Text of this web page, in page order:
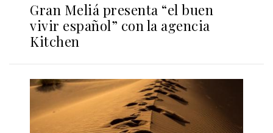
Gran Meliá presenta “el buen
vivir español” con la agencia
Kitchen